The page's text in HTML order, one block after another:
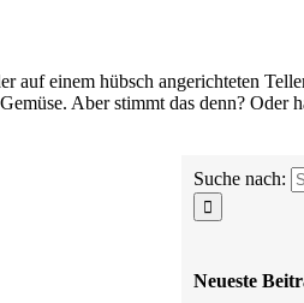
einem hübsch angerichteten
Aber stimmt das denn?
Suche nach:
Neueste